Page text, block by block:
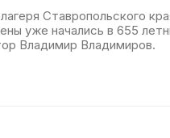
Ставропольского
уже начались в 655
Владимир Владимиров.